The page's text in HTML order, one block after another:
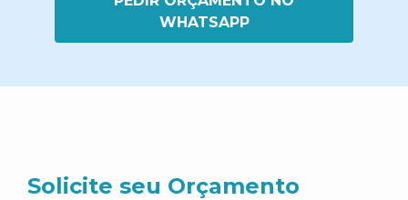
WHATSAPP
Solicite seu Orçamento